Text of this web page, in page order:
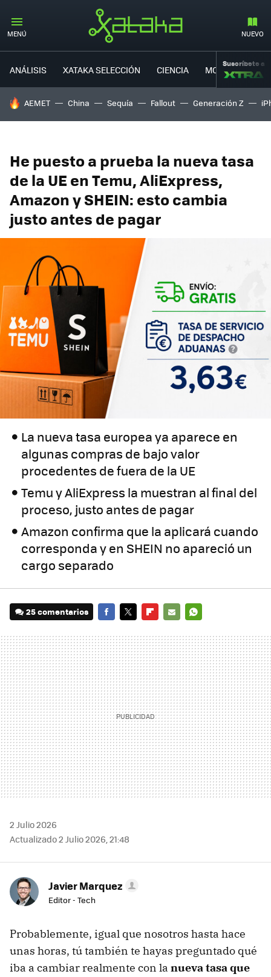
MENÚ NUEVO
ANÁLISIS XATAKA SELECCIÓN CIENCIA MOVILIDAD
Suscríbete a
HOY SE HABLA DE
AEMET China Sequía Fallout Generación Z
He puesto a prueba la nueva tasa
de la UE en Temu, AliExpress,
Amazon y SHEIN: esto cambia
justo antes de pagar
La nueva tasa europea ya aparece en
algunas compras de bajo valor
procedentes de fuera de la UE
Temu y AliExpress la muestran al final del
proceso, justo antes de pagar
Amazon confirma que la aplicará cuando
corresponda y en SHEIN no apareció un
cargo separado
25 comentarios
MAIL
2 Julio 2026
Actualizado 2 Julio 2026, 21:48
Javier Marquez
Editor - Tech
Probablemente, igual que nosotros hasta hace
unas horas, tú también te hayas preguntado qué
iba a cambiar realmente con la nueva tasa que